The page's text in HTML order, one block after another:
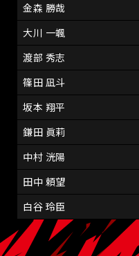
金森 勝哉
大川 一颯
渡部 秀志
篠田 凪斗
坂本 翔平
鎌田 眞莉
中村 洸陽
田中 頼望
白谷 玲臣